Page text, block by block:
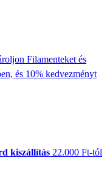
Filamenteket és
és 10% kedvezményt
kiszállítás 22.000 Ft-tól